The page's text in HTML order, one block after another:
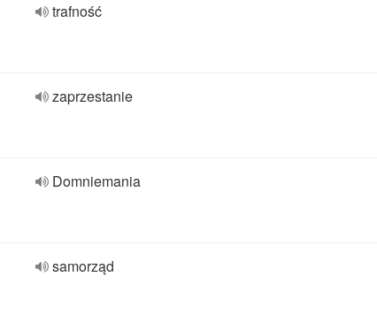
trafność
zaprzestanie
Domniemania
samorząd